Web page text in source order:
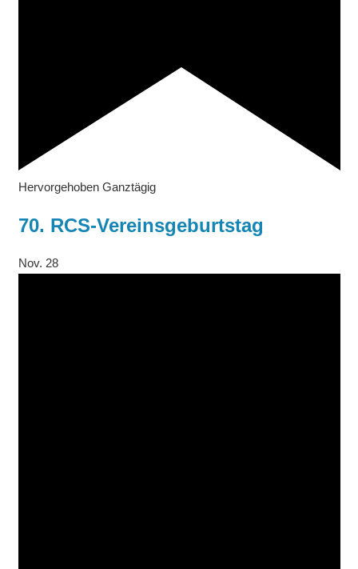
Hervorgehoben Ganztägig
70. RCS-Vereinsgeburtstag
Nov. 28